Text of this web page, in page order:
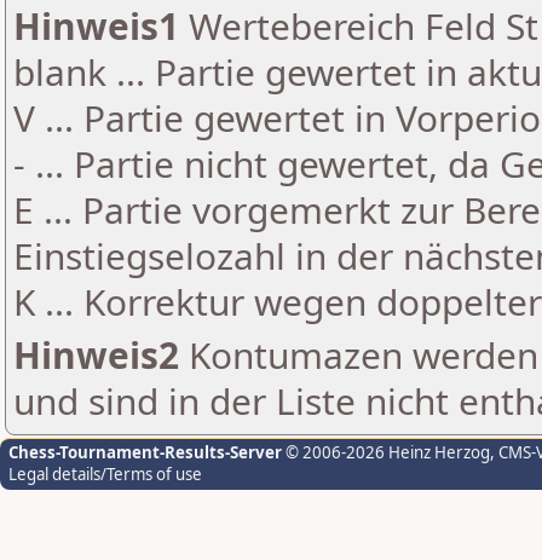
Hinweis1 Wertebereich Feld
blank ... Partie gewertet in
V ... Partie gewertet in
- ... Partie nicht gewertet, da
E ... Partie vorgemerkt zur
Einstiegselozahl in der
K ... Korrektur wegen
Hinweis2 Kontumazen
und sind in der Liste nicht
Chess-Tournament-Results-Server© 2006-2026 Heinz Herzog,
Legal details/Terms of use